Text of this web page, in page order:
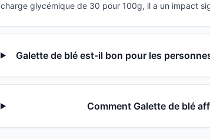
charge glycémique de 30 pour 100g, il a un impact
Galette de blé est-il bon pour les
Comment Galette de blé